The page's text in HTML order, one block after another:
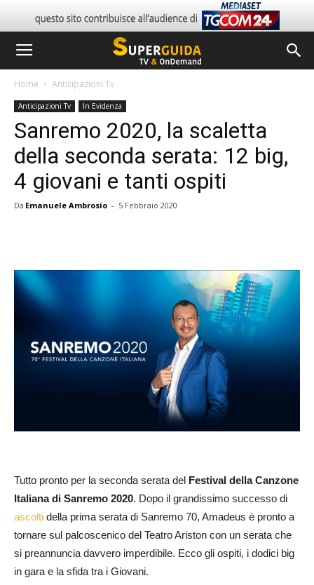
Home Anticipazioni Tv
Anticipazioni Tv In Evidenza
Sanremo 2020, la scaletta
della seconda serata: 12 big,
4 giovani e tanti ospiti
Da Emanuele Ambrosio - 5 Febbraio 2020
Tutto pronto per la seconda serata del Festival della Canzone
Italiana di Sanremo 2020. Dopo il grandissimo successo di
ascolti della prima serata di Sanremo 70, Amadeus è pronto a
tornare sul palcoscenico del Teatro Ariston con un serata che
si preannuncia davvero imperdibile. Ecco gli ospiti, i dodici big
in gara e la sfida tra i Giovani.